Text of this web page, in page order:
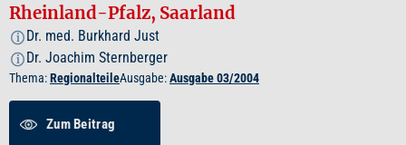
Rheinland-Pfalz, Saarland
i Dr. med. Burkhard Just
i Dr. Joachim Sternberger
Thema:RegionalteileAusgabe:Ausgabe 03/2004
Zum Beitrag